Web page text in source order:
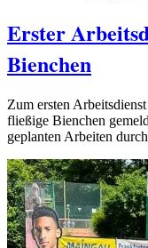
Erster
Bienchen
Zum ersten
fließige Bienchen
geplanten Arbeiten